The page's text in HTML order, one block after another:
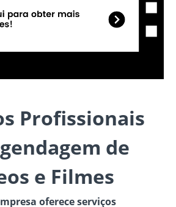
Profissionais
de
e Filmes
oferece serviços